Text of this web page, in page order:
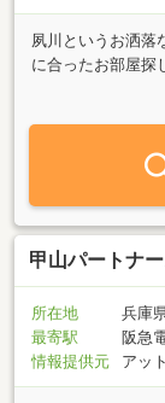
夙川というお洒落
に合ったお部屋探
良かったと言っ
甲山パートナー
所在地
兵庫
最寄駅
阪急
情報提供元
アッ